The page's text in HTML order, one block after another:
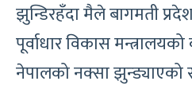
झुन्डिरहँदा मैले बागमती
पूर्वाधार विकास मन्त्रालयको
नेपालको नक्सा झुन्ड्याएको